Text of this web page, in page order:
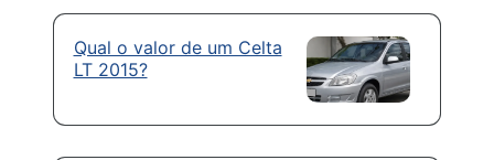
Qual o valor de um Celta
LT 2015?